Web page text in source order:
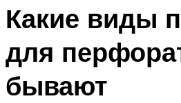
Какие виды
для
бывают